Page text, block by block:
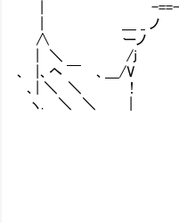
| -==- このテバサ
| ＿ _ ノ
∧ ーノ
| ＼ /j
、 |、ヘ ￣ 、＿/V
、| ＼ ＼ Ⅴ !
ヽ. ＼ ＼ Ⅴ |